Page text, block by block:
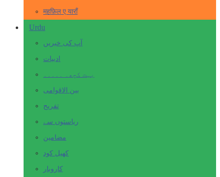
महफ़िल ए याराँ
Urdu
آپ کی خبریں
ادبیات
بہت کچھ۔ ۔۔۔۔۔
بین الاقوامی
تفریح
ریاستوں سے
مضامین
کھیل کود
کاروبار